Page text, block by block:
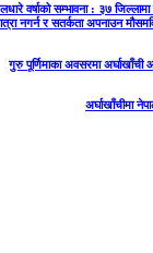
वर्षाको सम्भावना : ३७
नगर्न र सतर्कता अपनाउन
गुरु पूर्णिमाका अवसरमा अर्घाखाँची
अर्घाखाँचीमा